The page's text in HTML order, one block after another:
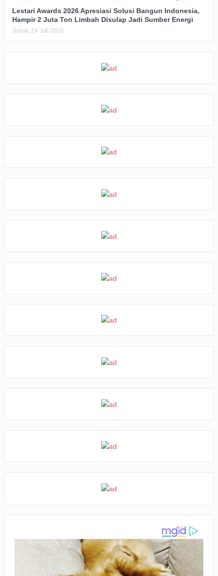
Lestari Awards 2026 Apresiasi Solusi Bangun Indonesia,
Hampir 2 Juta Ton Limbah Disulap Jadi Sumber Energi
Jumat, 24 Juli 2026